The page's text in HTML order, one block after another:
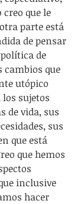
que le
parte está
de pensar
de
cambios que
utópico
sujetos
de vida, sus
sus
que está
que hemos
inclusive
hacer